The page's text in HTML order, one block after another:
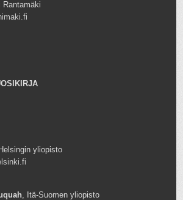
Rantamäki
Helsingin yliopisto
, Itä-Suomen yliopisto